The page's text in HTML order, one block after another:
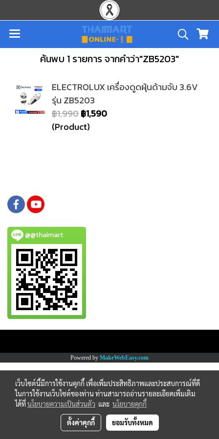
ค้นพบ 1 รายการ จากคำว่า"ZB5203"
ELECTROLUX เครื่องดูดฝุ่นด้ามจับ 3.6V
รุ่น ZB5203
฿1,990฿1,590
(Product)
@@thaimart
Powered by MakeWebEasy.com
เว็บไซต์นี้มีการใช้งานคุกกี้ เพื่อเพิ่มประสิทธิภาพและประสบการณ์ที่ดี
ในการใช้งานเว็บไซต์ของท่าน ท่านสามารถอ่านรายละเอียดเพิ่มเติม
ได้ที่นโยบายความเป็นส่วนตัว และ นโยบายคุกกี้
ตั้งค่าคุกกี้ ยอมรับทั้งหมด